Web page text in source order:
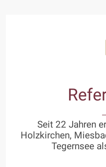
Seit 22 Jahren
Holzkirchen,
Tegernsee